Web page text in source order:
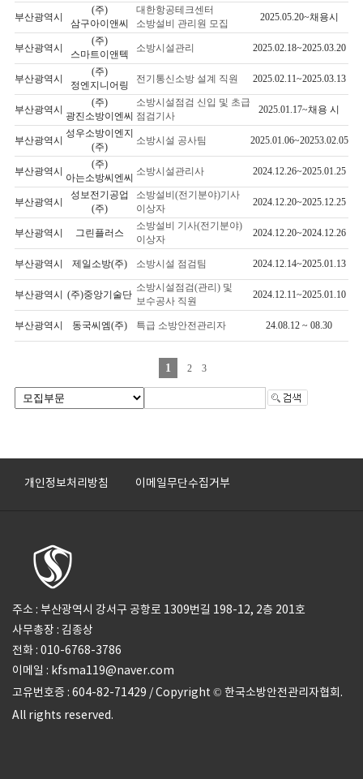
부산광역시
(주)
삼구아이앤씨
대한항공테크센터
소방설비 관리원 모집
2025.05.20~채용시
부산광역시
(주)
스마트이앤텍
소방시설관리 2025.02.18~2025.03.20
부산광역시
(주)
정엔지니어링
전기통신소방 설계 직원 2025.02.11~2025.03.13
부산광역시
(주)
광진소방이엔씨
소방시설점검 신입 및 초급
점검기사
2025.01.17~채용 시
부산광역시
성우소방이엔지
(주)
소방시설 공사팀 2025.01.06~20253.02.05
부산광역시
(주)
아는소방씨엔씨
소방시설관리사 2024.12.26~2025.01.25
부산광역시
성보전기공업
(주)
소방설비(전기분야)기사
이상자
2024.12.20~2025.12.25
부산광역시 그린플러스
소방설비 기사(전기분야)
이상자
2024.12.20~2024.12.26
부산광역시 제일소방(주) 소방시설 점검팀 2024.12.14~2025.01.13
부산광역시 (주)중앙기술단
소방시설점검(관리) 및
보수공사 직원
2024.12.11~2025.01.10
부산광역시 동국씨엠(주) 특급 소방안전관리자 24.08.12 ~ 08.30
1 2 3
개인정보처리방침 이메일무단수집거부
주소 : 부산광역시 강서구 공항로 1309번길 198-12, 2층 201호
사무총장 : 김종상
전화 : 010-6768-3786
이메일 : kfsma119@naver.com
고유번호증 : 604-82-71429 / Copyright © 한국소방안전관리자협회.
All rights reserved.